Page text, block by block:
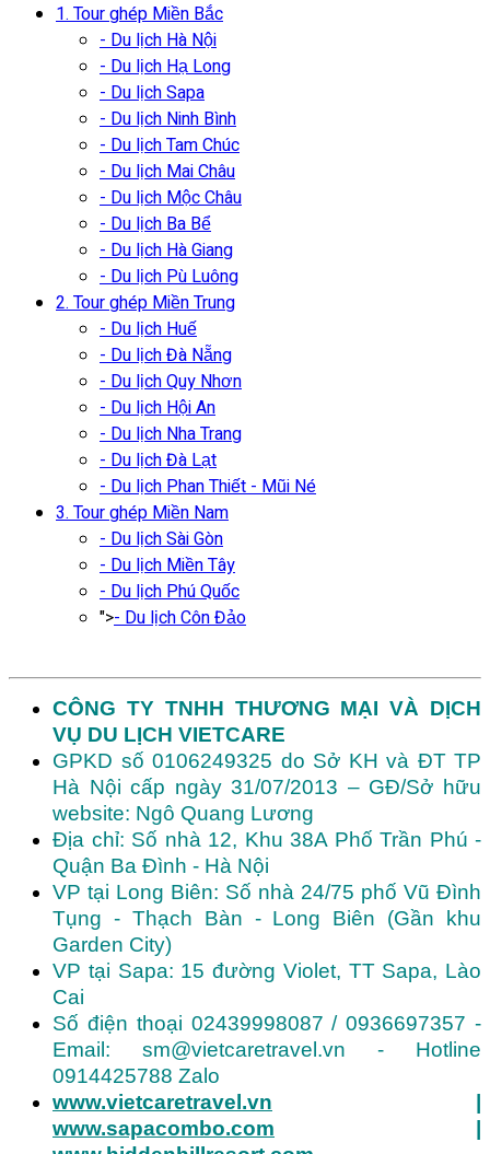
1. Tour ghép Miền Bắc
- Du lịch Hà Nội
- Du lịch Hạ Long
- Du lịch Sapa
- Du lịch Ninh Bình
- Du lịch Tam Chúc
- Du lịch Mai Châu
- Du lịch Mộc Châu
- Du lịch Ba Bể
- Du lịch Hà Giang
- Du lịch Pù Luông
2. Tour ghép Miền Trung
- Du lịch Huế
- Du lịch Đà Nẵng
- Du lịch Quy Nhơn
- Du lịch Hội An
- Du lịch Nha Trang
- Du lịch Đà Lạt
- Du lịch Phan Thiết - Mũi Né
3. Tour ghép Miền Nam
- Du lịch Sài Gòn
- Du lịch Miền Tây
- Du lịch Phú Quốc
">- Du lịch Côn Đảo
CÔNG TY TNHH THƯƠNG MẠI VÀ DỊCH
VỤ DU LỊCH VIETCARE
GPKD số 0106249325 do Sở KH và ĐT TP
Hà Nội cấp ngày 31/07/2013 – GĐ/Sở hữu
website: Ngô Quang Lương
Địa chỉ: Số nhà 12, Khu 38A Phố Trần Phú -
Quận Ba Đình - Hà Nội
VP tại Long Biên: Số nhà 24/75 phố Vũ Đình
Tụng - Thạch Bàn - Long Biên (Gần khu
Garden City)
VP tại Sapa: 15 đường Violet, TT Sapa, Lào
Cai
Số điện thoại 02439998087 / 0936697357 -
Email: sm@vietcaretravel.vn - Hotline
0914425788 Zalo
www.vietcaretravel.vn
www.sapacombo.com